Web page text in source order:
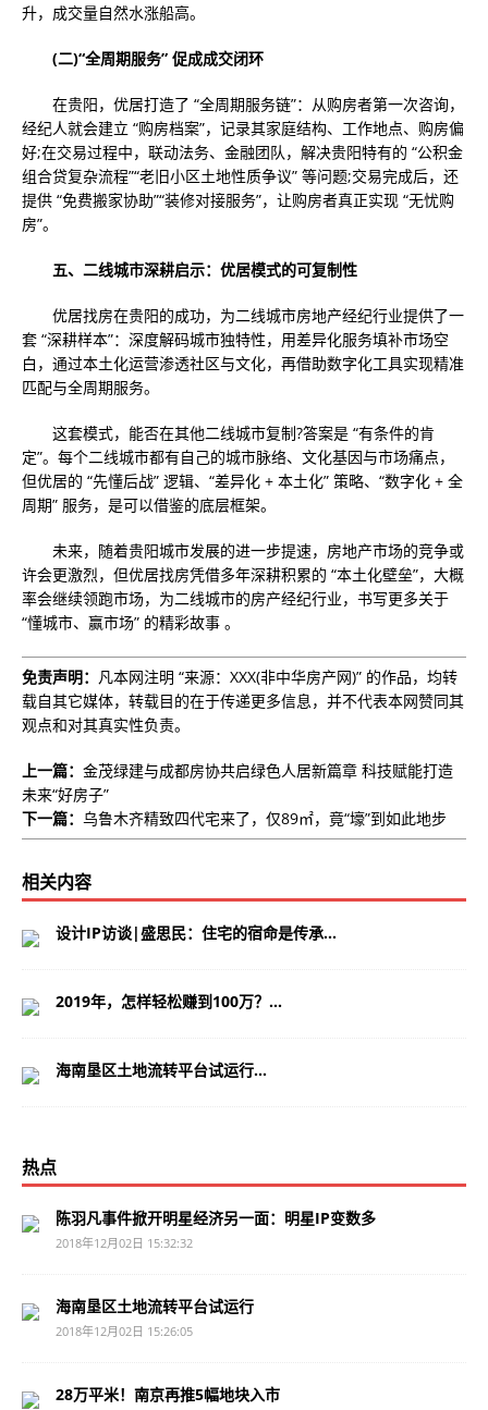
升，成交量自然水涨船高。
(二)“全周期服务” 促成成交闭环
在贵阳，优居打造了 “全周期服务链”：从购房者第一次咨询，
经纪人就会建立 “购房档案”，记录其家庭结构、工作地点、购房偏
好;在交易过程中，联动法务、金融团队，解决贵阳特有的 “公积金
组合贷复杂流程”“老旧小区土地性质争议” 等问题;交易完成后，还
提供 “免费搬家协助”“装修对接服务”，让购房者真正实现 “无忧购
房”。
五、二线城市深耕启示：优居模式的可复制性
优居找房在贵阳的成功，为二线城市房地产经纪行业提供了一
套 “深耕样本”：深度解码城市独特性，用差异化服务填补市场空
白，通过本土化运营渗透社区与文化，再借助数字化工具实现精准
匹配与全周期服务。
这套模式，能否在其他二线城市复制?答案是 “有条件的肯
定”。每个二线城市都有自己的城市脉络、文化基因与市场痛点，
但优居的 “先懂后战” 逻辑、“差异化 + 本土化” 策略、“数字化 + 全
周期” 服务，是可以借鉴的底层框架。
未来，随着贵阳城市发展的进一步提速，房地产市场的竞争或
许会更激烈，但优居找房凭借多年深耕积累的 “本土化壁垒”，大概
率会继续领跑市场，为二线城市的房产经纪行业，书写更多关于
“懂城市、赢市场” 的精彩故事 。
免责声明： 凡本网注明 “来源：XXX(非中华房产网)” 的作品，均转
载自其它媒体，转载目的在于传递更多信息，并不代表本网赞同其
观点和对其真实性负责。
上一篇： 金茂绿建与成都房协共启绿色人居新篇章 科技赋能打造
未来“好房子”
下一篇： 乌鲁木齐精致四代宅来了，仅89㎡，竟“壕”到如此地步
相关内容
设计IP访谈|盛思民：住宅的宿命是传承...
2019年，怎样轻松赚到100万？...
海南垦区土地流转平台试运行...
热点
陈羽凡事件掀开明星经济另一面：明星IP变数多
2018年12月02日 15:32:32
海南垦区土地流转平台试运行
2018年12月02日 15:26:05
28万平米！南京再推5幅地块入市